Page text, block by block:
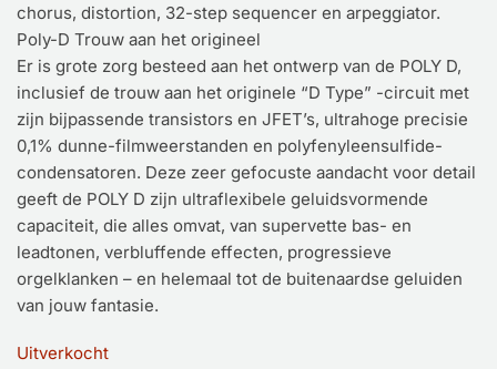
chorus, distortion, 32-step sequencer en arpeggiator.
Poly-D Trouw aan het origineel
Er is grote zorg besteed aan het ontwerp van de POLY D,
inclusief de trouw aan het originele “D Type” -circuit met
zijn bijpassende transistors en JFET’s, ultrahoge precisie
0,1% dunne-filmweerstanden en polyfenyleensulfide-
condensatoren. Deze zeer gefocuste aandacht voor detail
geeft de POLY D zijn ultraflexibele geluidsvormende
capaciteit, die alles omvat, van supervette bas- en
leadtonen, verbluffende effecten, progressieve
orgelklanken – en helemaal tot de buitenaardse geluiden
van jouw fantasie.
Uitverkocht